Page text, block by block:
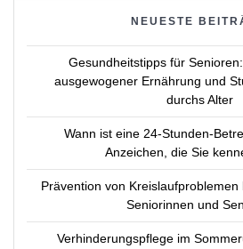
NEUESTE
Gesundheitstipps für
ausgewogener Ernährung und
durchs Alter
Wann ist eine 24-Stunden-
Anzeichen, die Sie
Prävention von
Seniorinnen und
Verhinderungspflege im